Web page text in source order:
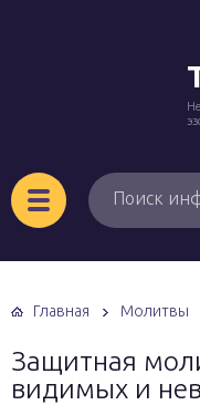
Главная Молитвы
Защитная
видимых и